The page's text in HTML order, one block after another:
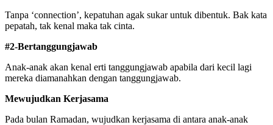
Tanpa ‘connection’, kepatuhan agak sukar untuk dibentuk. Bak kata
pepatah, tak kenal maka tak cinta.
#2-Bertanggungjawab
Anak-anak akan kenal erti tanggungjawab apabila dari kecil lagi
mereka diamanahkan dengan tanggungjawab.
Mewujudkan Kerjasama
Pada bulan Ramadan, wujudkan kerjasama di antara anak-anak